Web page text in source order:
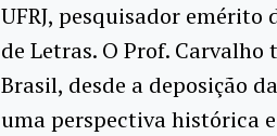
UFRJ, pesquisador emérito
de Letras. O Prof.
Brasil, desde a deposição
uma perspectiva histórica